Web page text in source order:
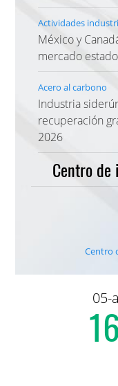
Actividades
México y
mercado
Acero al carbono
Industria
recuperación
2026
Centro
Centro
05-